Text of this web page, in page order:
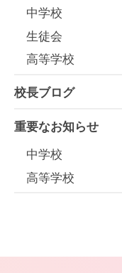
中学校
生徒会
高等学校
校長ブログ
重要なお知らせ
中学校
高等学校